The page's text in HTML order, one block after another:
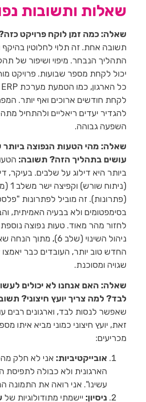
שאלות ותשובות
שאלה: כמה זמן לוקח פרויקט
תשובה אחת. זה תלוי לחלוטין בהיקף
התהליך הנבחר. מיפוי ושיפור של
יכול לקחת מספר שבועות. פרויקט
לקחת חודשים ארוכים ואף יותר.
להגדיר יעדים ריאליים ולהתחיל
השפעה גבוהה.
שאלה: מהי הטעות הנפוצה ביותר
עושים בתהליך הזה? תשובה:
(פתרונות). זה מוביל לפתרונות
בסימפטומים ולא בבעיה האמיתית,
לחזור מהר מאוד. טעות נפוצה
ניהול השינוי (שלב 6),
החדש טוב יותר, העובדים כבר יאמצו
שגויה ומסוכנת.
שאלה: האם אנחנו לא יכולים
לבד? למה צריך יועץ חיצוני?
שאפשר לנסות לבד, וארגונים רבים
זאת, יועץ חיצוני כמוני מביא איתו
מכריעים:
אובייקטיביות: אני לא חלק
הארגונית ולא כבולה
עשינו". אני רואה את התמונה
ניסיון: יישמתי מתודולוגיות של